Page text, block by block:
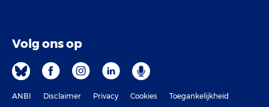
Volg ons op
ANBI Disclaimer Privacy Cookies Toegankelijkheid